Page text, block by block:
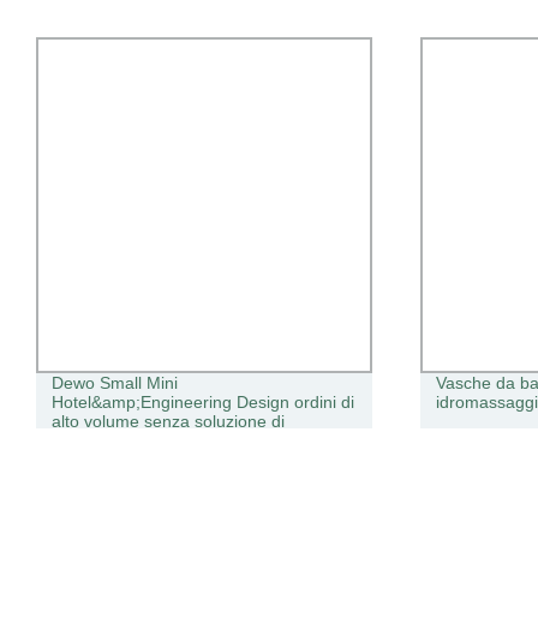
Dewo Small Mini
Hotel&amp;Engineering Design ordini di
alto volume senza soluzione di
Vasche da